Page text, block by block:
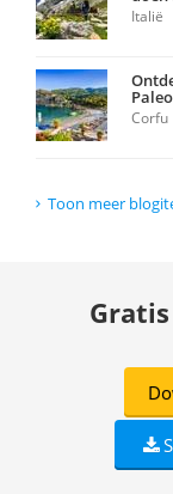
Italië
Corfu
Toon meer